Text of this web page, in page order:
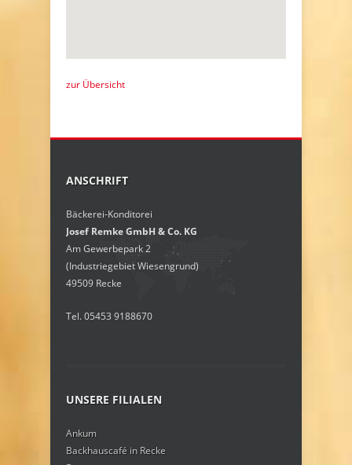
zur Übersicht
ANSCHRIFT
Bäckerei-Konditorei
Josef Remke GmbH & Co. KG
Am Gewerbepark 2
(Industriegebiet Wiesengrund)
49509 Recke
Tel. 05453 9188670
UNSERE FILIALEN
Ankum
Backhauscafé in Recke